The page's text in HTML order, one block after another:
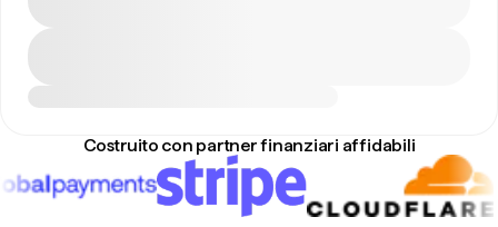
Costruito con partner finanziari affidabili